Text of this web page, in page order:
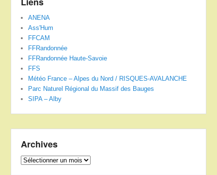
ANENA
Ass'Hum
FFCAM
FFRandonnée
FFRandonnée Haute-Savoie
FFS
Météo France – Alpes du Nord / RISQUES-AVALANCHE
Parc Naturel Régional du Massif des Bauges
SIPA – Alby
Archives
Archives